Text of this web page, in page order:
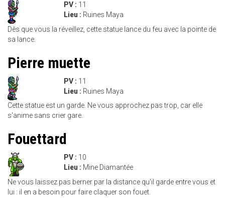
PV : 11
Lieu : Ruines Maya
Dès que vous la réveillez, cette statue lance du feu avec la pointe de
sa lance.
Pierre muette
PV : 11
Lieu : Ruines Maya
Cette statue est un garde. Ne vous approchez pas trop, car elle
s'anime sans crier gare.
Fouettard
PV : 10
Lieu : Mine Diamantée
Ne vous laissez pas berner par la distance qu'il garde entre vous et
lui : il en a besoin pour faire claquer son fouet.